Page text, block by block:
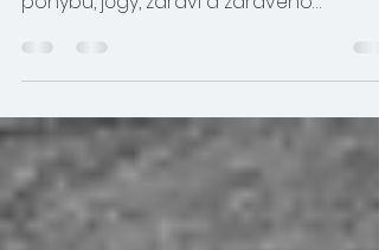
1. ročník jedinečného festivalu celostní
medicíny, fyzioterapie, funkčního
pohybu, jógy, zdraví a zdravého